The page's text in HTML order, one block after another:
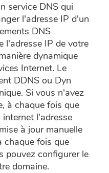
service DNS qui
l'adresse IP d'un
DNS
l'adresse IP de votre
dynamique
Internet. Le
DDNS ou Dyn
Si vous n'avez
à chaque fois que
l'adresse
à jour manuelle
chaque fois que
pouvez configurer le
domaine.